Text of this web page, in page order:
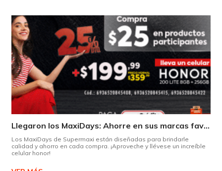
Llegaron los MaxiDays: Ahorre en sus marcas favoritas
Los MaxiDays de Supermaxi están diseñadas para brindarle
calidad y ahorro en cada compra. ¡Aproveche y llévese un increíble
celular honor!